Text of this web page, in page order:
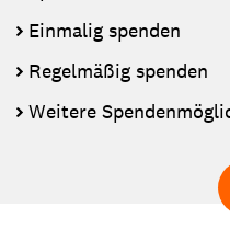
Einmalig spenden
Regelmäßig spenden
Weitere